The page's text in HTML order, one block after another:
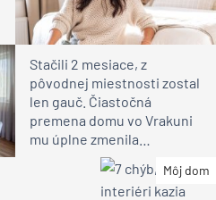
Stačili 2 mesiace, z
pôvodnej miestnosti zostal
len gauč. Čiastočná
premena domu vo Vrakuni
mu úplne zmenila
atmosféru (video)
Môj dom